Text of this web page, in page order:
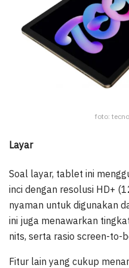
foto:
Layar
Soal layar, tablet ini
inci dengan resolusi HD+
nyaman untuk digunakan
ini juga menawarkan
nits, serta rasio screen-to-
Fitur lain yang cukup